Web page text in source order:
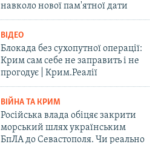
навколо нової пам'ятної дати
ВІДЕО
Блокада без сухопутної операції:
Крим сам себе не заправить і не
прогодує | Крим.Реалії
ВІЙНА ТА КРИМ
Російська влада обіцяє закрити
морський шлях українським
БпЛА до Севастополя. Чи реально